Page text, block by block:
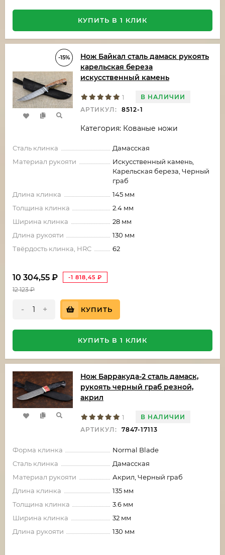
КУПИТЬ В 1 КЛИК
-15%
Нож Байкал сталь дамаск рукоять
карельская береза
искусственный камень
1
В НАЛИЧИИ
АРТИКУЛ:
8512-1
Категория: Кованые ножи
Сталь клинка
Дамасская
Материал рукояти
Искусственный камень,
Карельская береза, Черный
граб
Длина клинка
145 мм
Толщина клинка
2.4 мм
Ширина клинка
28 мм
Длина рукояти
130 мм
Твёрдость клинка, HRC
62
10 304,55 ₽ -1 818,45 ₽
12 123₽
- + КУПИТЬ
КУПИТЬ В 1 КЛИК
Нож Барракуда-2 сталь дамаск,
рукоять черный граб резной,
акрил
1
В НАЛИЧИИ
АРТИКУЛ:
7847-17113
Форма клинка
Normal Blade
Сталь клинка
Дамасская
Материал рукояти
Акрил, Черный граб
Длина клинка
135 мм
Толщина клинка
3.6 мм
Ширина клинка
32 мм
Длина рукояти
130 мм